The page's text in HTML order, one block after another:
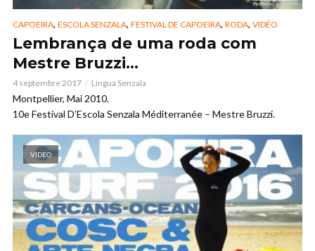
CAPOEIRA, ESCOLA SENZALA, FESTIVAL DE CAPOEIRA, RODA, VIDÉO
Lembrança de uma roda com
Mestre Bruzzi…
4 septembre 2017 Lingua Senzala
Montpellier, Mai 2010.
10e Festival D’Escola Senzala Méditerranée – Mestre Bruzzi.
VIDEO